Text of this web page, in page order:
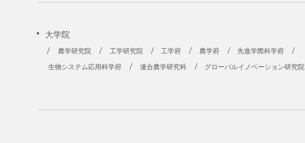
大学院
農学研究院 工学研究院 工学府 農学府 先進学際科学府
生物システム応用科学府 連合農学研究科 グローバルイノベーション研究院